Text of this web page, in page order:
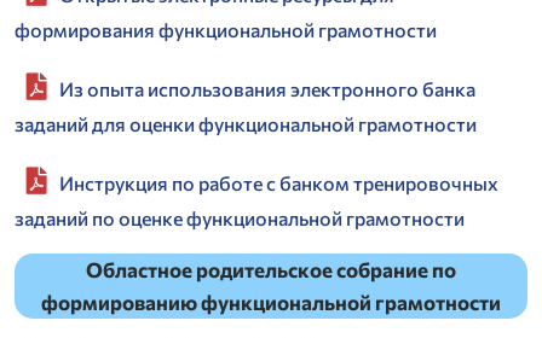
формирования функциональной грамотности
Из опыта использования электронного банка
заданий для оценки функциональной грамотности
Инструкция по работе с банком тренировочных
заданий по оценке функциональной грамотности
Областное родительское собрание по
формированию функциональной грамотности